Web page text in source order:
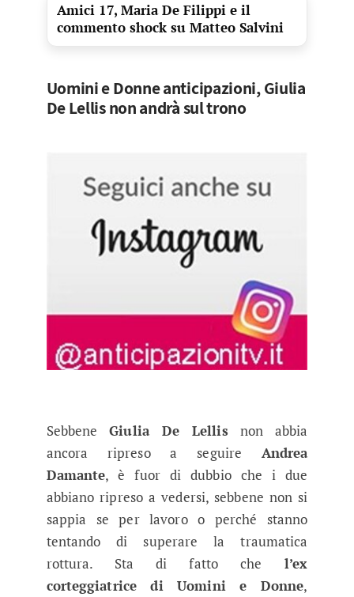
Amici 17, Maria De Filippi e il
commento shock su Matteo Salvini
Uomini e Donne anticipazioni, Giulia
De Lellis non andrà sul trono
SebbeneGiulia De Lellis non abbia
ancora ripreso a seguire Andrea
Damante, è fuor di dubbio che i due
abbiano ripreso a vedersi, sebbene non si
sappia se per lavoro o perché stanno
tentando di superare la traumatica
rottura. Sta di fatto che l’ex
corteggiatrice di Uomini e Donne,